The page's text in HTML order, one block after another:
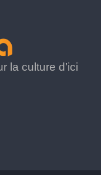
la culture d’ici